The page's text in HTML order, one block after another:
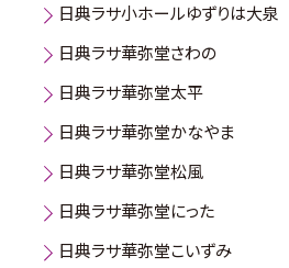
日典ラサ小ホールゆずりは大泉
日典ラサ華弥堂さわの
日典ラサ華弥堂太平
日典ラサ華弥堂かなやま
日典ラサ華弥堂松風
日典ラサ華弥堂にった
日典ラサ華弥堂こいずみ